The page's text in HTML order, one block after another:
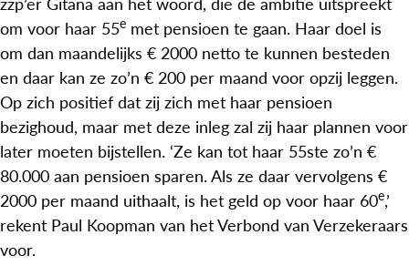
om voor haar 55e met pensioen te gaan. Haar doel is
om dan maandelijks € 2000 netto te kunnen besteden
en daar kan ze zo’n € 200 per maand voor opzij leggen.
Op zich positief dat zij zich met haar pensioen
bezighoud, maar met deze inleg zal zij haar plannen voor
later moeten bijstellen. ‘Ze kan tot haar 55ste zo’n €
80.000 aan pensioen sparen. Als ze daar vervolgens €
2000 per maand uithaalt, is het geld op voor haar 60e,’
rekent Paul Koopman van het Verbond van Verzekeraars
voor.